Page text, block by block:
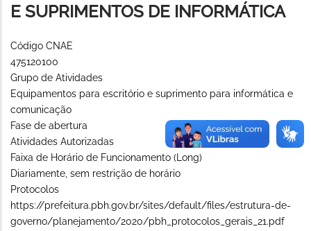
E SUPRIMENTOS DE INFORMÁTICA
Código CNAE
475120100
Grupo de Atividades
Equipamentos para escritório e suprimento para informática e
comunicação
Fase de abertura
Atividades Autorizadas
Faixa de Horário de Funcionamento (Long)
Diariamente, sem restrição de horário
Protocolos
https://prefeitura.pbh.gov.br/sites/default/files/estrutura-de-
governo/planejamento/2020/pbh_protocolos_gerais_21.pdf